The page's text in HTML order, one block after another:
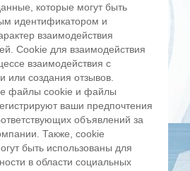
которые могут быть
идентификатором и
взаимодействия
Cookie для взаимодействия
взаимодействия с
или создания отзывов.
файлы cookie и файлы
ваши предпочтения
объявлений за
Также, cookie
быть использованы для
в области социальных